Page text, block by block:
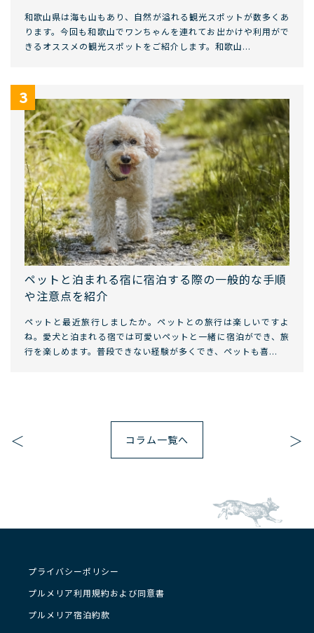
和歌山県は海も山もあり、自然が溢れる観光スポットが数多くあ
ります。今回も和歌山でワンちゃんを連れてお出かけや利用がで
きるオススメの観光スポットをご紹介します。和歌山...
ペットと泊まれる宿に宿泊する際の一般的な手順
や注意点を紹介
ペットと最近旅行しましたか。ペットとの旅行は楽しいですよ
ね。愛犬と泊まれる宿では可愛いペットと一緒に宿泊ができ、旅
行を楽しめます。普段できない経験が多くでき、ペットも喜...
＜ コラム一覧へ ＞
プライバシーポリシー
プルメリア利用規約および同意書
プルメリア宿泊約款